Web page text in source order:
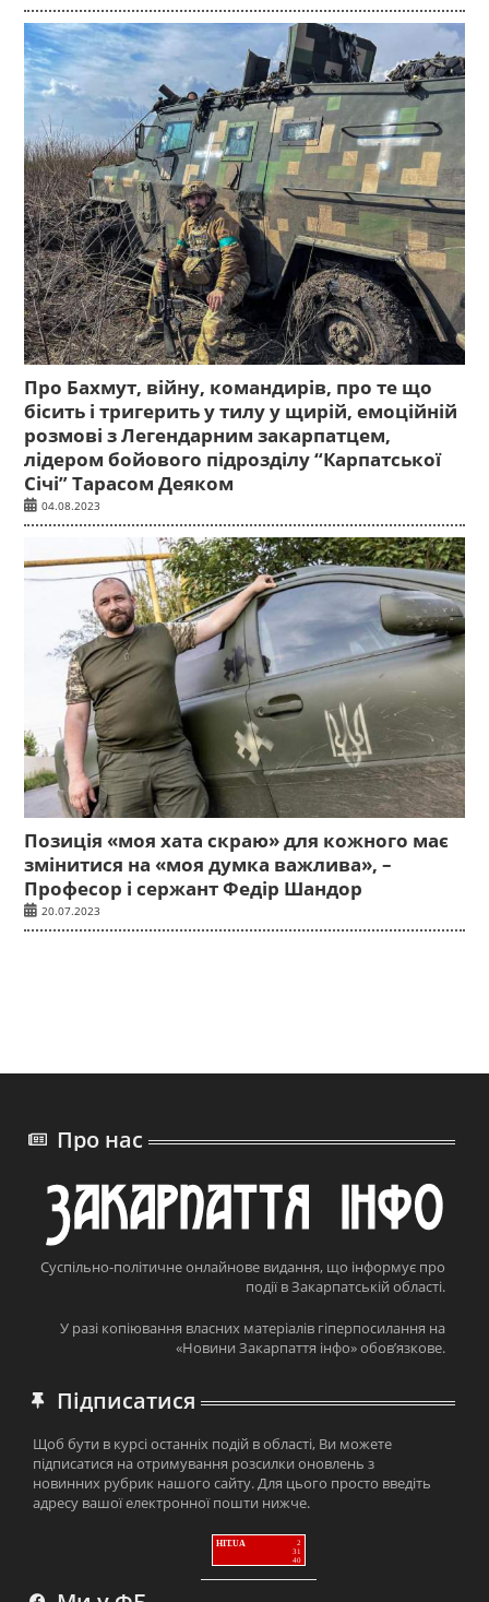
Про Бахмут, війну, командирів, про те що
бісить і тригерить у тилу у щирій, емоційній
розмові з Легендарним закарпатцем,
лідером бойового підрозділу “Карпатської
Січі” Тарасом Деяком
04.08.2023
Позиція «моя хата скраю» для кожного має
змінитися на «моя думка важлива», –
Професор і сержант Федір Шандор
20.07.2023
Про нас
Суспільно-політичне онлайнове видання, що інформує про
події в Закарпатській області.
У разі копіювання власних матеріалів гіперпосилання на
«Новини Закарпаття інфо» обов’язкове.
Підписатися
Щоб бути в курсі останніх подій в області, Ви можете
підписатися на отримування розсилки оновлень з
новинних рубрик нашого сайту. Для цього просто введіть
адресу вашої електронної пошти нижче.
HIT.UA
2
31
40